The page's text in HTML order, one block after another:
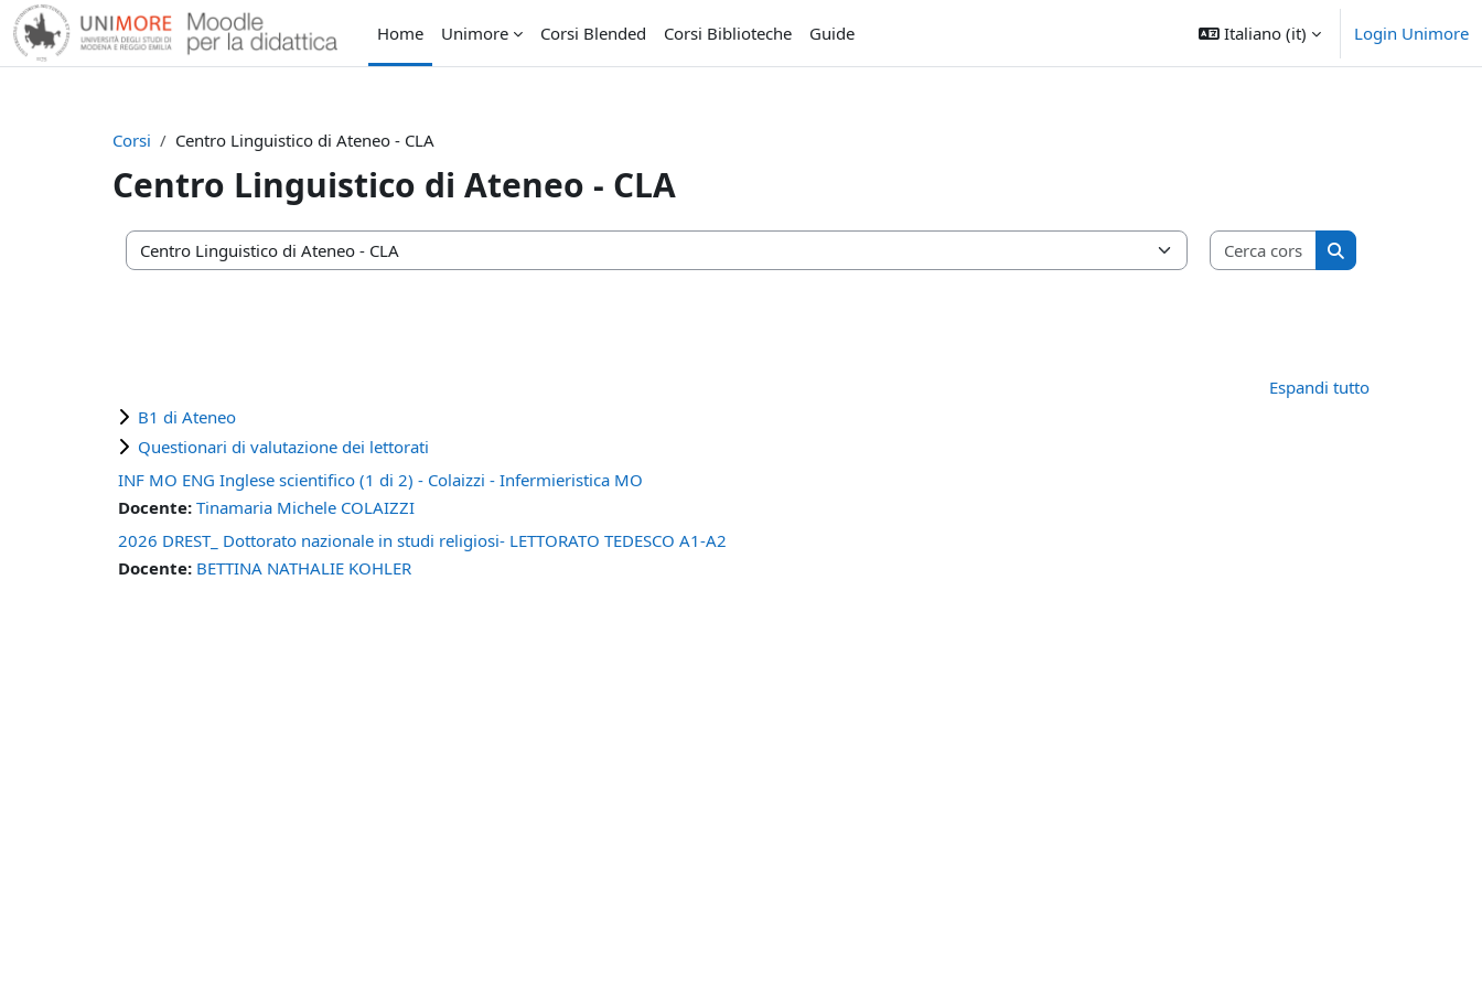
Vai al contenuto principale
Home
Unimore Corsi Blended Corsi Biblioteche Guide Italiano ‎(it)‎ Login Unimore
Corsi Centro Linguistico di Ateneo - CLA
Centro Linguistico di Ateneo - CLA
Categorie di corso
Cerca corsi
Cerca corsi
Espandi tutto
B1 di Ateneo
Questionari di valutazione dei lettorati
INF MO ENG Inglese scientifico (1 di 2) - Colaizzi - Infermieristica MO
Docente:Tinamaria Michele COLAIZZI
2026 DREST_ Dottorato nazionale in studi religiosi- LETTORATO TEDESCO A1-A2
Docente: BETTINA NATHALIE KOHLER